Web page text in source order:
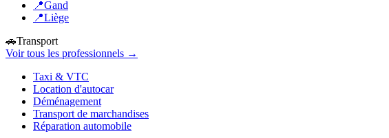
📍Gand
📍Liège
🚗Transport
Voir tous les professionnels →
Taxi & VTC
Location d'autocar
Déménagement
Transport de marchandises
Réparation automobile